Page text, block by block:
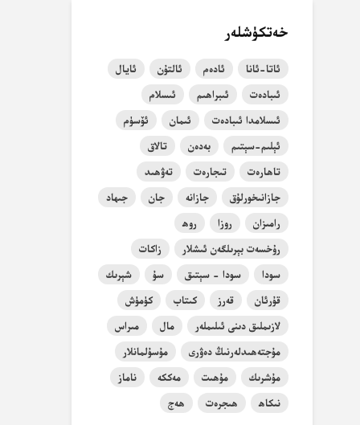
خەتكۈشلەر
ئاتا-ئانا ئادەم ئالتۇن
ئايال
ئىبادەت
ئىبراھىم
ئىسلام
ئىسلامدا ئىبادەت
ئىمان
ئۆسۈم
ئېلىم-سېتىم
بەدەن
تالاق
تاھارەت
تىجارەت
تەۋھىد
جازانىخورلۇق
جازانە جان
جىھاد
رامىزان
روزا
روھ
رۇخسەت بېرىلگەن ئىشلار
زاكات
سودا
سودا - سېتىق سۇ
شېرىك
قۇرئان
قەرز كىتاب
كۈمۈش
لازىملىق دىنى ئىلىملەر
مال
مىراس
مۇجتەھىدلەرنىڭ دەۋرى
مۇسۇلمانلار
مۇشرىك
مۇھىت مەككە
ناماز
نىكاھ
ھىجرەت ھەج